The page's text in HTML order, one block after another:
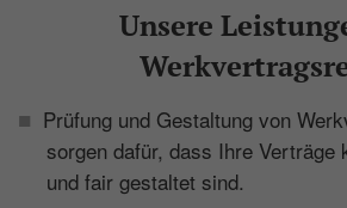
Unsere
Prüfung und Gestaltung von
sorgen dafür, dass Ihre Verträge
und fair gestaltet sind.